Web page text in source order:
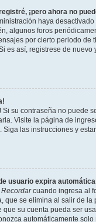
¡pero ahora no
haya
algunos foros
por cierto periodo de
es así, registrese de nuevo
Si su contraseña no puede
Visite la página de
. Siga las instrucciones y
usuario expira
Recordarcuando ingresa al
que se elimina al salir de la
que su cuenta pueda ser
automáticamente solo